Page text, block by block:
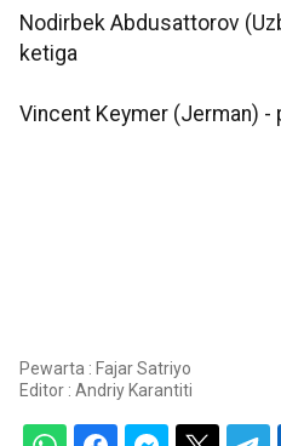
Nodirbek Abdusattorov
ketiga
Vincent Keymer (Jerman) -
Pewarta : Fajar Satriyo
Editor : Andriy Karantiti